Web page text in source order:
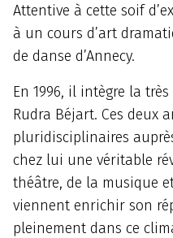
Attentive à cette soif
à un cours d’art
de danse d’Annecy.
En 1996, il intègre la
Rudra Béjart. Ces deux
pluridisciplinaires
chez lui une véritable
théâtre, de la musique
viennent enrichir son
pleinement dans ce